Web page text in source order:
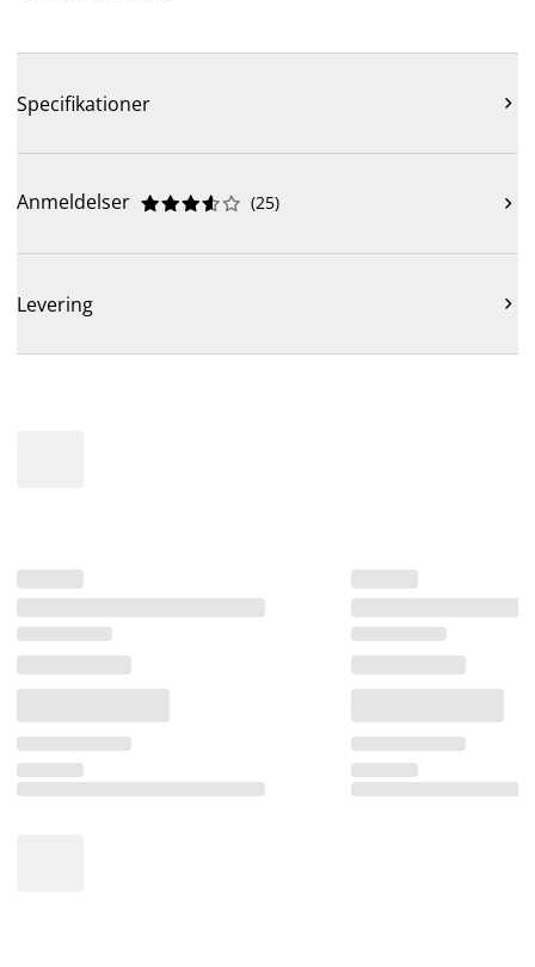
Specifikationer 
Anmeldelser 




 (25) 
Levering 